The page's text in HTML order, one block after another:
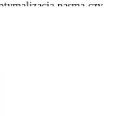
pasma czy